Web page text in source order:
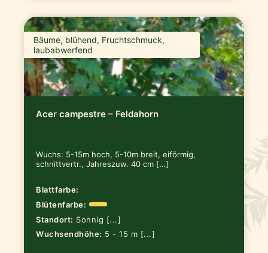
Bäume, blühend, Fruchtschmuck,
laubabwerfend
Acer campestre – Feldahorn
Wuchs: 5-15m hoch, 5-10m breit, eiförmig,
schnittvertr., Jahreszuw. 40 cm […]
Blattfarbe:
Blütenfarbe:
Standort: Sonnig [...]
Wuchsendhöhe: 5 - 15 m [...]